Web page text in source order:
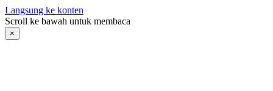
Langsung ke konten
Scroll ke bawah untuk membaca
×